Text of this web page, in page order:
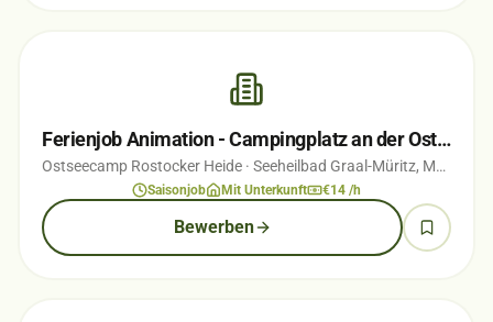
Ferienjob Animation - Campingplatz an der Ostsee
Ostseecamp Rostocker Heide · Seeheilbad Graal-Müritz, Mecklenburg-Vorpommern
Saisonjob Mit Unterkunft €14 /h
Bewerben